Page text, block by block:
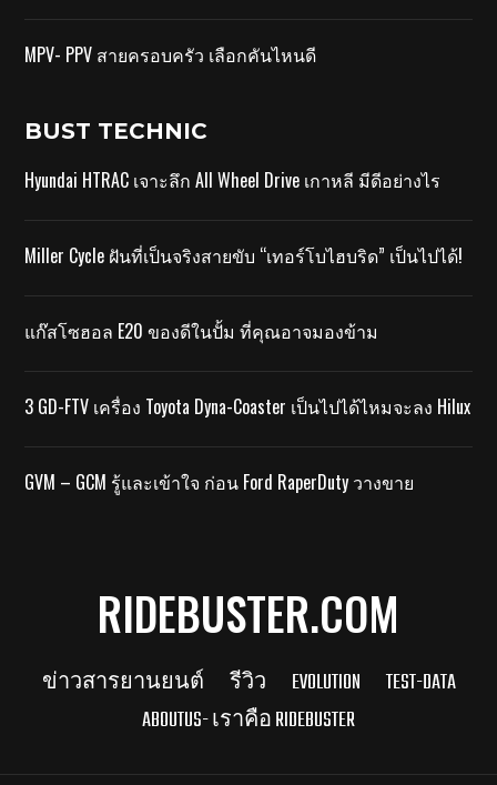
MPV- PPV สายครอบครัว เลือกคันไหนดี
BUST TECHNIC
Hyundai HTRAC เจาะลึก All Wheel Drive เกาหลี มีดีอย่างไร
Miller Cycle ฝันที่เป็นจริงสายขับ “เทอร์โบไฮบริด” เป็นไปได้!
แก๊สโซฮอล E20 ของดีในปั้ม ที่คุณอาจมองข้าม
3 GD-FTV เครื่อง Toyota Dyna-Coaster เป็นไปได้ไหมจะลง Hilux
GVM – GCM รู้และเข้าใจ ก่อน Ford RaperDuty วางขาย
RIDEBUSTER.COM
ข่าวสารยานยนต์ รีวิว EVOLUTION
TEST-DATA
ABOUTUS- เราคือ RIDEBUSTER